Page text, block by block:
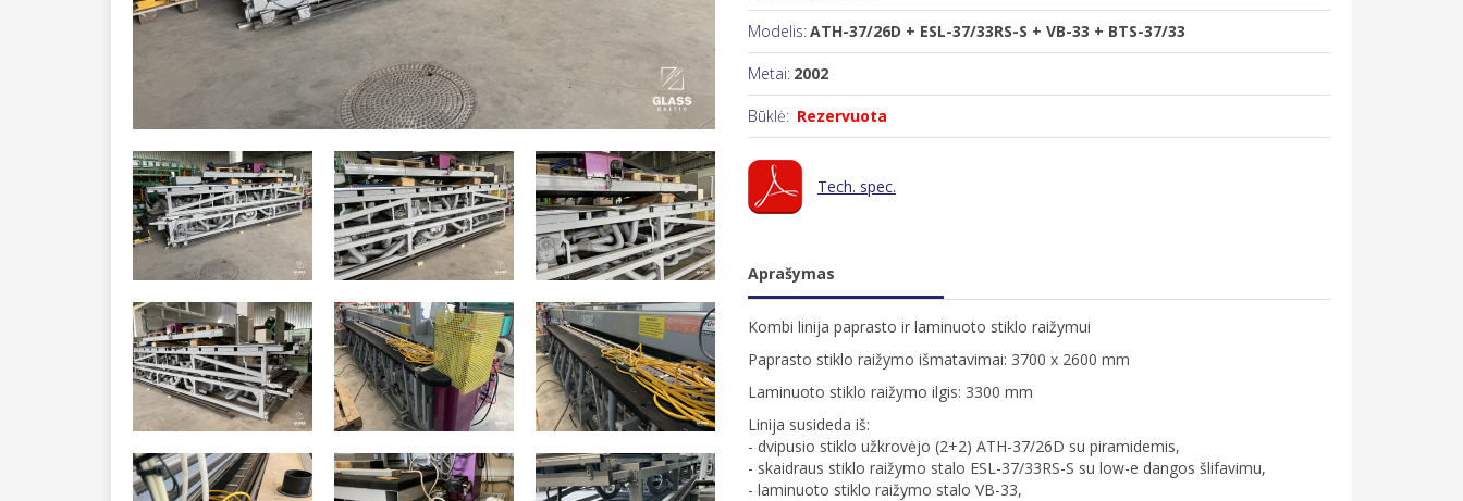
Modelis:ATH-37/26D + ESL-37/33RS-S + VB-33 + BTS-37/33
Metai: 2002
Būklė: Rezervuota
Tech. spec.
Aprašymas
Kombi linija paprasto ir laminuoto stiklo raižymui
Paprasto stiklo raižymo išmatavimai: 3700 x 2600 mm
Laminuoto stiklo raižymo ilgis: 3300 mm
Linija susideda iš:
- dvipusio stiklo užkrovėjo (2+2) ATH-37/26D su piramidemis,
- skaidraus stiklo raižymo stalo ESL-37/33RS-S su low-e dangos šlifavimu,
- laminuoto stiklo raižymo stalo VB-33,